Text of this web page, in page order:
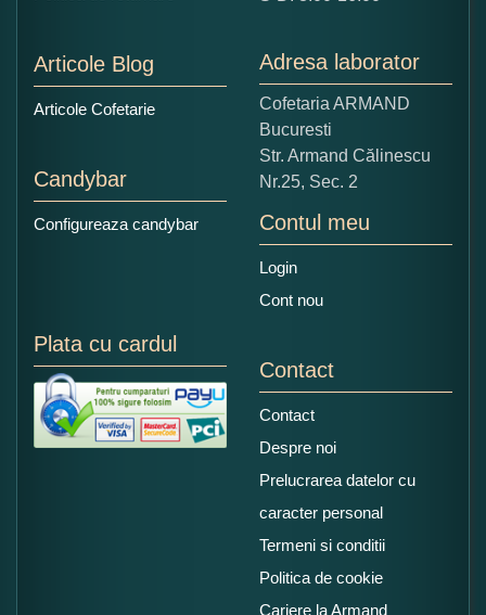
5
Copiati alaturi numarul din imagine:
Articole Blog
Articole Cofetarie
Candybar
Configureaza candybar
Adresa laborator
Cofetaria ARMAND
Bucuresti
Str. Armand Călinescu
Nr.25, Sec. 2
Contul meu
Login
Cont nou
Plata cu cardul
Contact
Contact
Despre noi
Prelucrarea datelor cu
caracter personal
Termeni si conditii
Politica de cookie
Cariere la Armand